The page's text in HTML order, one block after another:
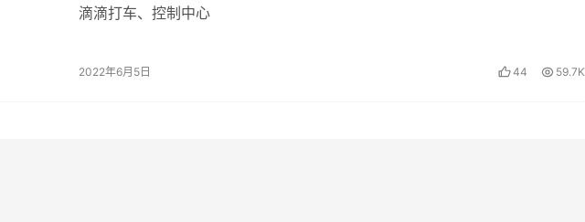
滴滴打车、控制中心
2022年6月5日 44 59.7K